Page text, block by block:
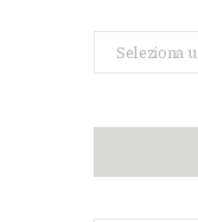
Categorie